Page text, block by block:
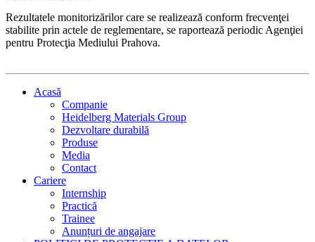
Rezultatele monitorizărilor care se realizează conform frecvenţei
stabilite prin actele de reglementare, se raportează periodic Agenţiei
pentru Protecţia Mediului Prahova.
Acasă
Companie
Heidelberg Materials Group
Dezvoltare durabilă
Produse
Media
Contact
Cariere
Internship
Practică
Trainee
Anunțuri de angajare